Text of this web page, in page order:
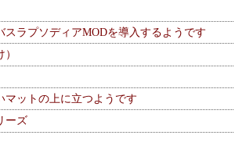
スラプソディアMODを導入するようです
マットの上に立つようです
ーズ